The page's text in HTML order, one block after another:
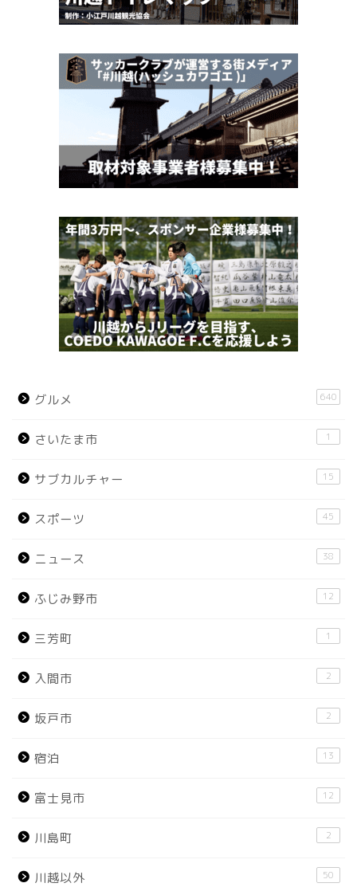
グルメ 640
さいたま市 1
サブカルチャー 15
スポーツ 45
ニュース 38
ふじみ野市 12
三芳町 1
入間市 2
坂戸市 2
宿泊 13
富士見市 12
川島町 2
川越以外 50